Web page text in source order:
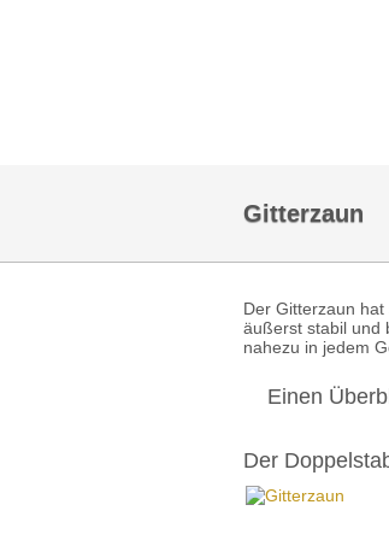
Gitterzaun
Der Gitterzaun
äußerst stabil und
nahezu in jedem
Einen
Der